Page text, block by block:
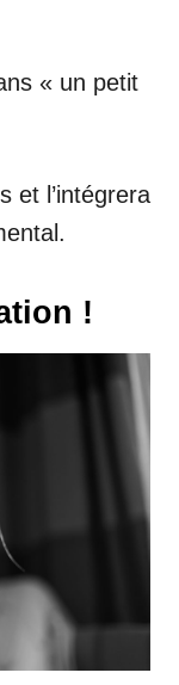
« un petit
et l’intégrera
!